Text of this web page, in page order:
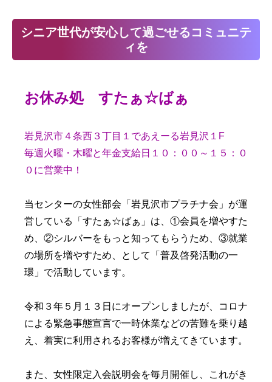
シニア世代が安心して過ごせるコミュニテ
ィを
お休み処 すたぁ☆ばぁ
岩見沢市４条西３丁目１であえーる岩見沢１F
毎週火曜・木曜と年金支給日１０：００～１５：０
０に営業中！
当センターの女性部会「岩見沢市プラチナ会」が運
営している「すたぁ☆ばぁ」は、 ①会員を増やすた
め、②シルバーをもっと知ってもらうため、③就業
の場所を増やすため、
として「普及啓発活動の一
環」で活動しています。
令和３年５月１３日にオープンしましたが、コロナ
による緊急事態宣言で一時休業などの苦難を乗り越
え、着実に利用されるお客様が増えてきています。
また、女性限定入会説明会を毎月開催し、これがき